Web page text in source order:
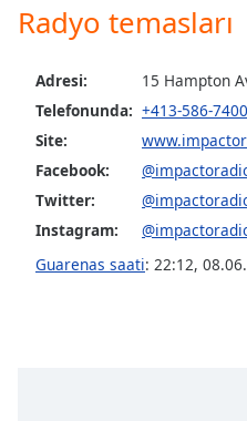
subtitles
settings,
opens
subtitles
dialog
subtitles
off,
Radyo temasları
Adresi:
15 Hampton
Telefonunda: +413-586-7400
Site:
Facebook:
Twitter:
Instagram:
Guarenas saati: 22:12,